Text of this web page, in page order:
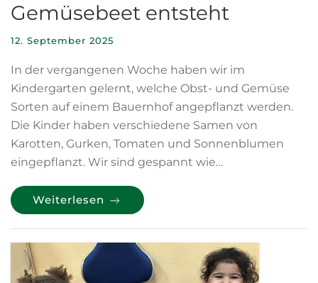
Gemüsebeet entsteht
12. September 2025
In der vergangenen Woche haben wir im
Kindergarten gelernt, welche Obst- und Gemüse
Sorten auf einem Bauernhof angepflanzt werden.
Die Kinder haben verschiedene Samen von
Karotten, Gurken, Tomaten und Sonnenblumen
eingepflanzt. Wir sind gespannt wie…
Weiterlesen